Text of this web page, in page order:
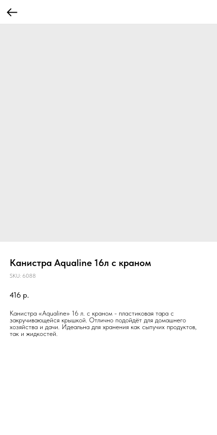
Канистра Aqualine 16л с краном
SKU: 6088
416 р.
Канистра «Aqualine» 16 л. с краном - пластиковая тара с
закручивающейся крышкой. Отлично подойдёт для домашнего
хозяйства и дачи. Идеальна для хранения как сыпучих продуктов,
так и жидкостей.